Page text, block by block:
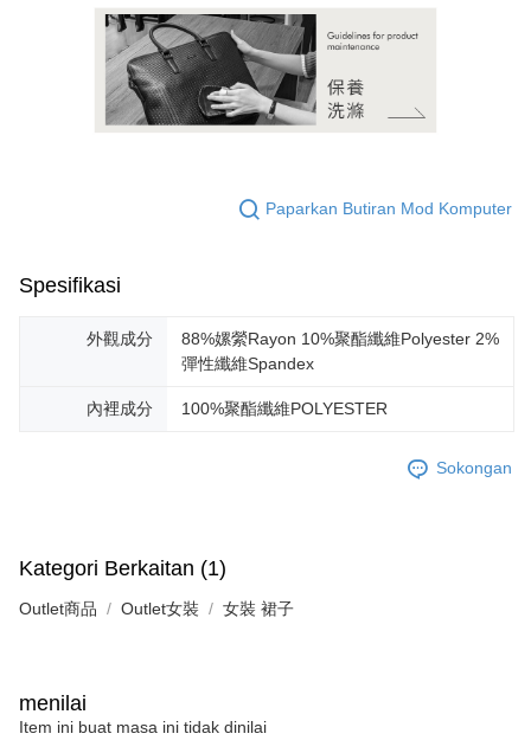
Paparkan Butiran Mod Komputer
Spesifikasi
外觀成分
88%嫘縈Rayon 10%聚酯纖維Polyester 2%
彈性纖維Spandex
內裡成分 100%聚酯纖維POLYESTER
Sokongan
Kategori Berkaitan (1)
Outlet商品 Outlet女裝 女裝 裙子
menilai
Item ini buat masa ini tidak dinilai